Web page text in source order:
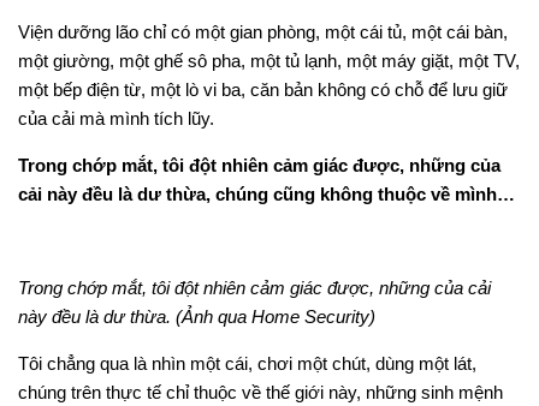
Viện dưỡng lão chỉ có một gian phòng, một cái tủ, một cái bàn,
một giường, một ghế sô pha, một tủ lạnh, một máy giặt, một TV,
một bếp điện từ, một lò vi ba, căn bản không có chỗ để lưu giữ
của cải mà mình tích lũy.
Trong chớp mắt, tôi đột nhiên cảm giác được, những của
cải này đều là dư thừa, chúng cũng không thuộc về mình…
Trong chớp mắt, tôi đột nhiên cảm giác được, những của cải
này đều là dư thừa. (Ảnh qua Home Security)
Tôi chẳng qua là nhìn một cái, chơi một chút, dùng một lát,
chúng trên thực tế chỉ thuộc về thế giới này, những sinh mệnh